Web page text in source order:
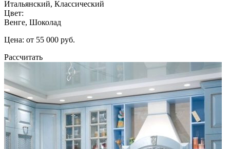
Итальянский, Классический
Цвет:
Венге, Шоколад
Цена: от 55 000 руб.
Рассчитать